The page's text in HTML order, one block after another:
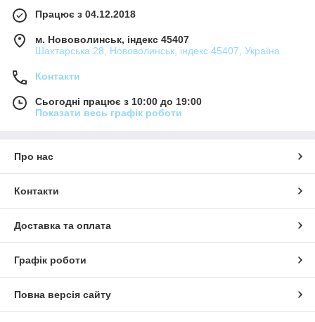
Працює з 04.12.2018
м. Нововолинськ, індекс 45407
Шахтарська 28, Нововолинськ, індекс 45407, Україна
Контакти
Сьогодні працює з 10:00 до 19:00
Показати весь графік роботи
Про нас
Контакти
Доставка та оплата
Графік роботи
Повна версія сайту